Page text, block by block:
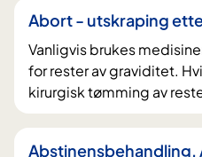
Abort - utskraping
Vanligvis brukes
for rester av graviditet.
kirurgisk tømming av
Abstinensbehandling,